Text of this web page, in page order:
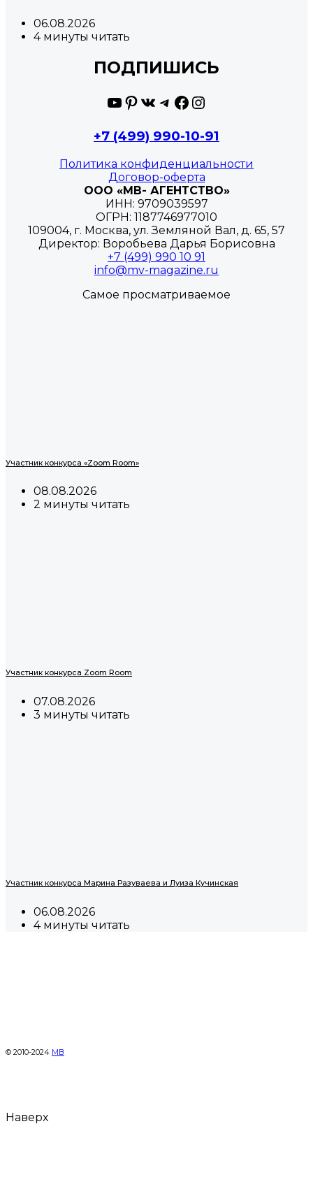
06.08.2026
4 минуты читать
ПОДПИШИСЬ
YouTube
Pinterest
ВКонтакте
Telegram
Facebook
Instagram
+7 (499) 990-10-91
Политика конфиденциальности
Договор-оферта
ООО «МВ- АГЕНТСТВО»
ИНН: 9709039597
ОГРН: 1187746977010
109004, г. Москва, ул. Земляной Вал, д. 65, 57
Директор: Воробьева Дарья Борисовна
+7 (499) 990 10 91
info@mv-magazine.ru
Самое просматриваемое
Участник конкурса «Zoom Room»
08.08.2026
2 минуты читать
Участник конкурса Zoom Room
07.08.2026
3 минуты читать
Участник конкурса Марина Разуваева и Луиза Кучинская
06.08.2026
4 минуты читать
© 2010-2024 МВ
Наверх